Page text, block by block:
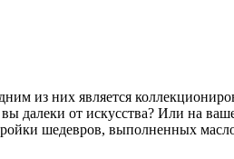
из них является
далеки от искусства? Или на
тройки шедевров, выполненных